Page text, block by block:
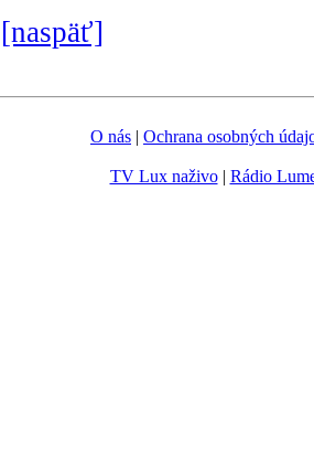
[naspäť]
O nás | Ochrana osobných
TV Lux naživo| Rádio